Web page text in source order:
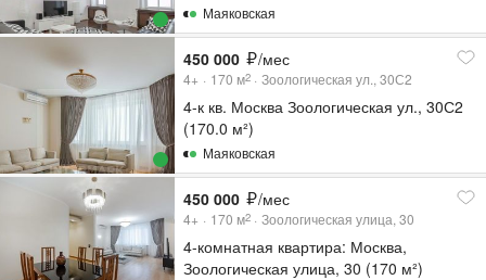
Маяковская
450 000 /мес
4+ 170 м2 Зоологическая ул., 30С2
4-к кв. Москва Зоологическая ул., 30С2
(170.0 м²)
Маяковская
450 000 /мес
4+ 170 м2 Зоологическая улица, 30
4-комнатная квартира: Москва,
Зоологическая улица, 30 (170 м²)